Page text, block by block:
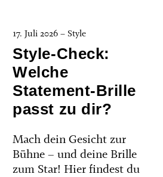
17. Juli 2026 – Style
Style-Check:
Welche
Statement-Brille
passt zu dir?
Mach dein Gesicht zur
Bühne – und deine Brille
zum Star! Hier findest du